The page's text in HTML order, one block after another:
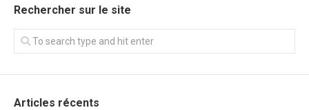
Rechercher sur le site
Articles récents